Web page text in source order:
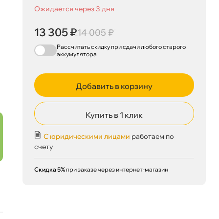
Ожидается через 3 дня
13 305 ₽14 005 ₽
Рассчитать скидку при сдачилюбогостарого
аккумулятора
Добавить в корзину
Купить в 1 клик
С юридическими лицами работаем по
счету
Скидка 5% при заказе через интернет-магазин
14 005 ₽ корзину
Сегодня, 08.08